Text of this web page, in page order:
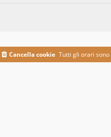
Tutti gli orari sono
Cancella cookie